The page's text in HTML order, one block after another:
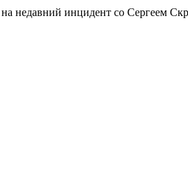
недавний инцидент со Сергеем